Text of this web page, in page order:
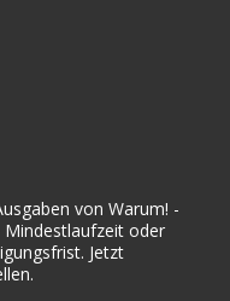
von Warum! -
Mindestlaufzeit oder
Jetzt